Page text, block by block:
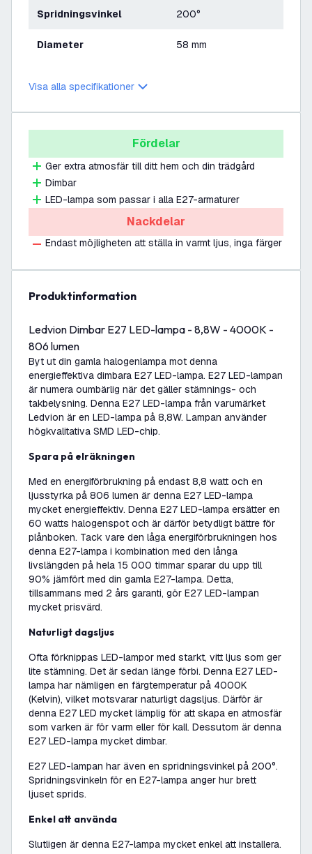
Spridningsvinkel 200°
Diameter 58 mm
Visa alla specifikationer
Fördelar
Ger extra atmosfär till ditt hem och din trädgård
Dimbar
LED-lampa som passar i alla E27-armaturer
Nackdelar
Endast möjligheten att ställa in varmt ljus, inga färger
produktinformation
Ledvion Dimbar E27 LED-lampa - 8,8W - 4000K -
806 lumen
Byt ut din gamla halogenlampa mot denna
energieffektiva dimbara E27 LED-lampa. E27 LED-lampan
är numera oumbärlig när det gäller stämnings- och
takbelysning. Denna E27 LED-lampa från varumärket
Ledvion är en LED-lampa på 8,8W. Lampan använder
högkvalitativa SMD LED-chip.
Spara på elräkningen
Med en energiförbrukning på endast 8,8 watt och en
ljusstyrka på 806 lumen är denna E27 LED-lampa
mycket energieffektiv. Denna E27 LED-lampa ersätter en
60 watts halogenspot och är därför betydligt bättre för
plånboken. Tack vare den låga energiförbrukningen hos
denna E27-lampa i kombination med den långa
livslängden på hela 15 000 timmar sparar du upp till
90% jämfört med din gamla E27-lampa. Detta,
tillsammans med 2 års garanti, gör E27 LED-lampan
mycket prisvärd.
Naturligt dagsljus
Ofta förknippas LED-lampor med starkt, vitt ljus som ger
lite stämning. Det är sedan länge förbi. Denna E27 LED-
lampa har nämligen en färgtemperatur på 4000K
(Kelvin), vilket motsvarar naturligt dagsljus. Därför är
denna E27 LED mycket lämplig för att skapa en atmosfär
som varken är för varm eller för kall. Dessutom är denna
E27 LED-lampa mycket dimbar.
E27 LED-lampan har även en spridningsvinkel på 200°.
Spridningsvinkeln för en E27-lampa anger hur brett
ljuset sprids.
Enkel att använda
Slutligen är denna E27-lampa mycket enkel att installera.